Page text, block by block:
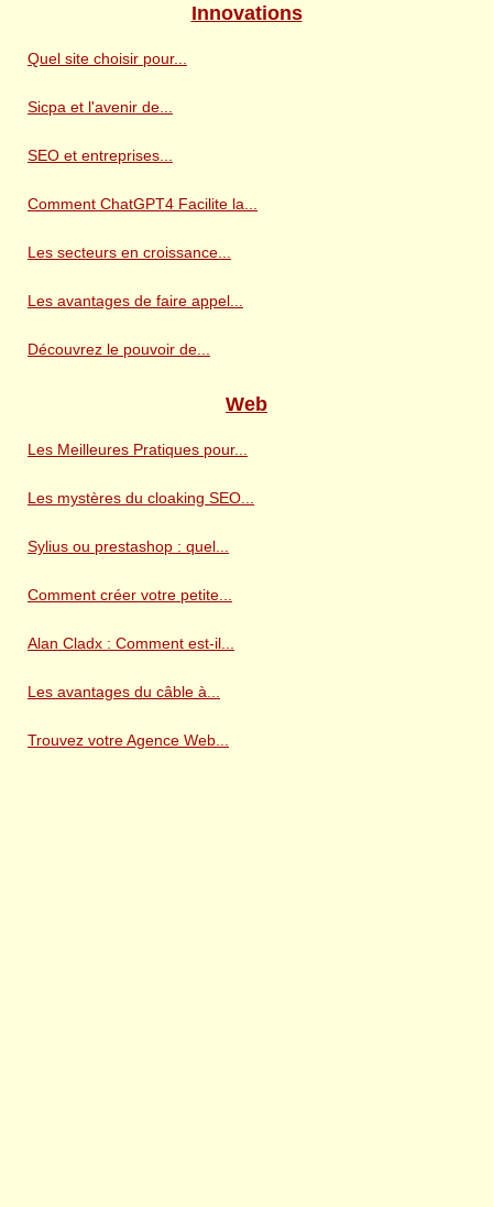
Innovations
Quel site choisir pour...
Sicpa et l'avenir de...
SEO et entreprises...
Comment ChatGPT4 Facilite la...
Les secteurs en croissance...
Les avantages de faire appel...
Découvrez le pouvoir de...
Web
Les Meilleures Pratiques pour...
Les mystères du cloaking SEO...
Sylius ou prestashop : quel...
Comment créer votre petite...
Alan Cladx : Comment est-il...
Les avantages du câble à...
Trouvez votre Agence Web...